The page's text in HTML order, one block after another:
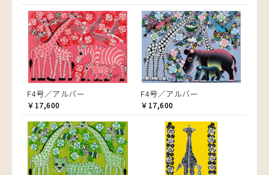
F4号／アルバー
￥17,600
F4号／アルバー
￥17,600